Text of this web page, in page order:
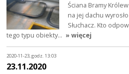
Ściana Bramy
na jej dachu
Słuchacz. Kto
tego typu obiekty… » więcej
2020-11-23, godz. 13:03
23.11.2020